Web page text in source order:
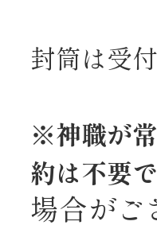
封筒は受
※神職が
約は不要
場合がご